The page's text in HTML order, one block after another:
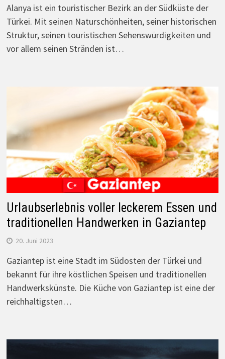
Alanya ist ein touristischer Bezirk an der Südküste der
Türkei. Mit seinen Naturschönheiten, seiner historischen
Struktur, seinen touristischen Sehenswürdigkeiten und
vor allem seinen Stränden ist…
Urlaubserlebnis voller leckerem Essen und
traditionellen Handwerken in Gaziantep
20. Juni 2023
Gaziantep ist eine Stadt im Südosten der Türkei und
bekannt für ihre köstlichen Speisen und traditionellen
Handwerkskünste. Die Küche von Gaziantep ist eine der
reichhaltigsten…